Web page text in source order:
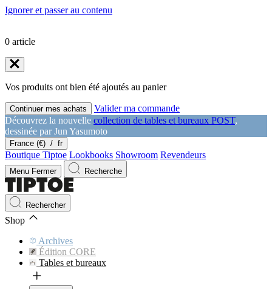
Ignorer et passer au contenu
0 article
Vos produits ont bien été ajoutés au panier
Continuer mes achats
Valider ma commande
Découvrez la nouvelle collection de tables et bureaux POST,
dessinée par Jun Yasumoto
France (€) / fr
Boutique Tiptoe Lookbooks Showroom Revendeurs
Menu Fermer Recherche
Rechercher
Shop
Archives
Édition CORE
Tables et bureaux